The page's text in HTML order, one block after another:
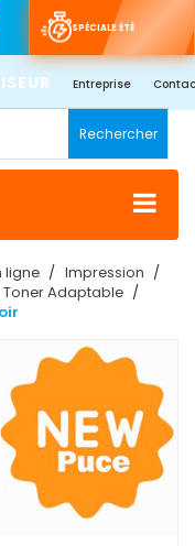
SPÉCIALE ÉTÉ
Entreprise
Rechercher
ligne
Impression
Toner Adaptable